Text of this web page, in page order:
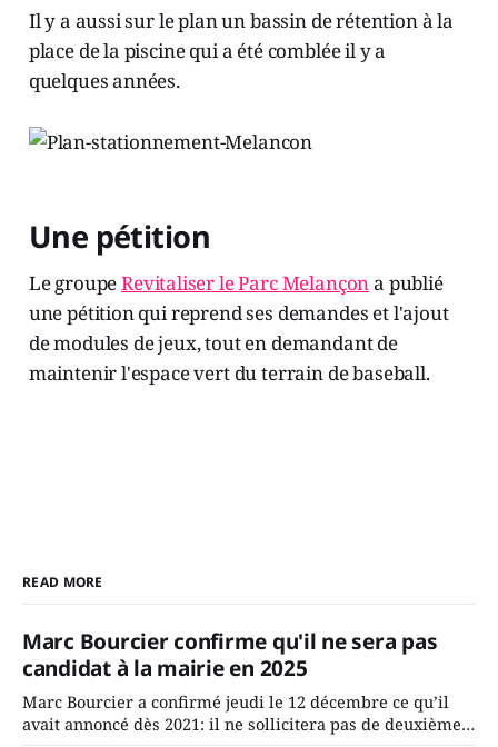
Il y a aussi sur le plan un bassin de rétention à la
place de la piscine qui a été comblée il y a
quelques années.
Une pétition
Le groupeRevitaliser le Parc Melançona publié
une pétition qui reprend ses demandes et l'ajout
de modules de jeux, tout en demandant de
maintenir l'espace vert du terrain de baseball.
READ MORE
Marc Bourcier confirme qu'il ne sera pas
candidat à la mairie en 2025
Marc Bourcier a confirmé jeudi le 12 décembre ce qu’il
avait annoncé dès 2021: il ne sollicitera pas de deuxième